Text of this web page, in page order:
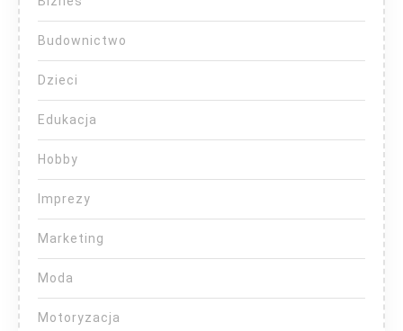
Budownictwo
Dzieci
Edukacja
Hobby
Imprezy
Marketing
Moda
Motoryzacja